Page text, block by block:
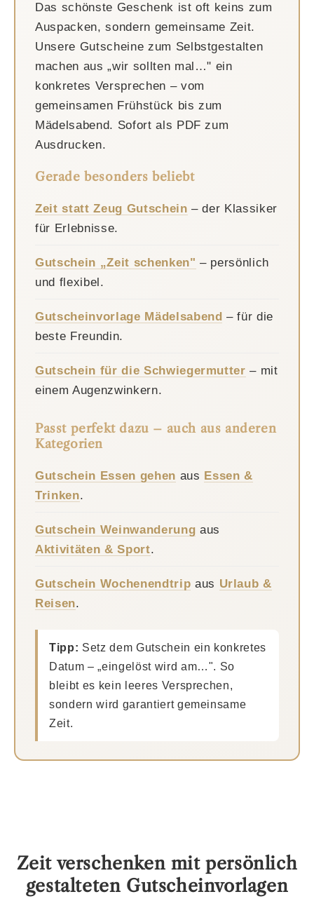
Das schönste Geschenk ist oft keins zum
Auspacken, sondern gemeinsame Zeit.
Unsere Gutscheine zum Selbstgestalten
machen aus „wir sollten mal…" ein
konkretes Versprechen – vom
gemeinsamen Frühstück bis zum
Mädelsabend. Sofort als PDF zum
Ausdrucken.
Gerade besonders beliebt
Zeit statt Zeug Gutschein – der Klassiker
für Erlebnisse.
Gutschein „Zeit schenken" – persönlich
und flexibel.
Gutscheinvorlage Mädelsabend – für die
beste Freundin.
Gutschein für die Schwiegermutter – mit
einem Augenzwinkern.
Passt perfekt dazu – auch aus anderen
Kategorien
Gutschein Essen gehen aus Essen &
Trinken.
Gutschein Weinwanderung aus
Aktivitäten & Sport.
Gutschein Wochenendtrip aus Urlaub &
Reisen.
Tipp: Setz dem Gutschein ein konkretes
Datum – „eingelöst wird am…". So
bleibt es kein leeres Versprechen,
sondern wird garantiert gemeinsame
Zeit.
Zeit verschenken mit persönlich
gestalteten Gutscheinvorlagen